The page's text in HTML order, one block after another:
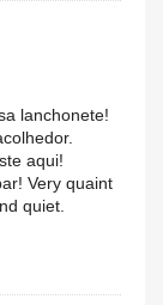
lanchonete!
aqui!
Very quaint
quiet.